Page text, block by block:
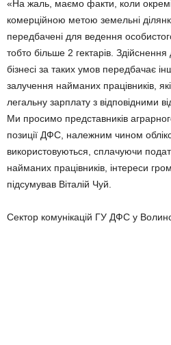
«На жаль, маємо факти, коли
комерційною метою земельні
передбачені для ведення
тобто більше 2 гектарів.
бізнесі за таких умов передбачає
залучення найманих працівників,
легальну зарплату з відповідними
Ми просимо представників
позиції ДФС, належним чином
використовуються, сплачуючи
найманих працівників, інтереси
підсумував Віталій Чуй.
Сектор комунікацій ГУ ДФС у